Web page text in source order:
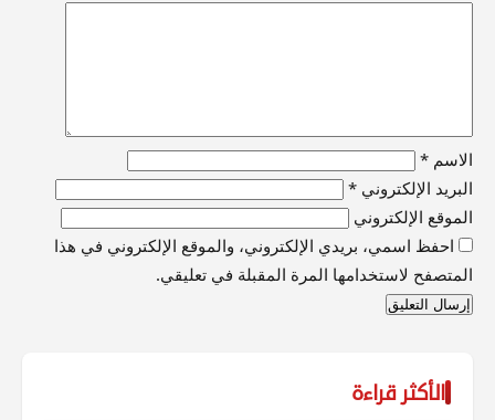
الاسم *
البريد الإلكتروني *
الموقع الإلكتروني
احفظ اسمي، بريدي الإلكتروني، والموقع الإلكتروني في هذا
المتصفح لاستخدامها المرة المقبلة في تعليقي.
الأكثر قراءة